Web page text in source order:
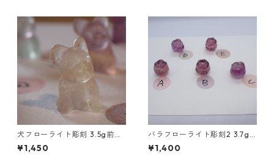
犬フローライト彫刻 3.5g前後
高さ17mm前後
¥1,450
バラフローライト彫刻2 3.7g
前後 高さ13mm前後
¥1,400